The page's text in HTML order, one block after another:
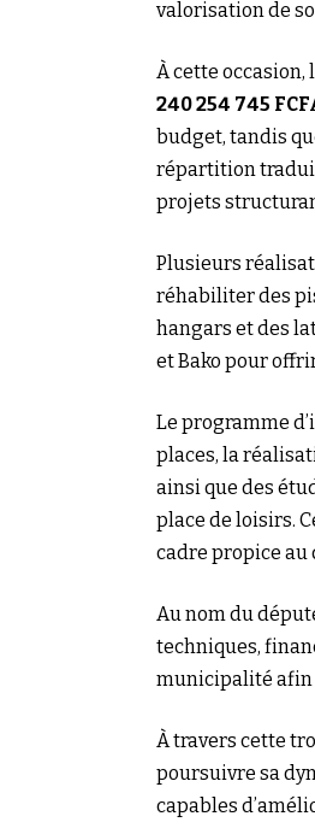
valorisation de
À cette occasion,
240 254 745
budget, tandis
répartition
projets
Plusieurs
réhabiliter des
hangars et des
et Bako pour
Le programme
places, la
ainsi que des
place de loisirs.
cadre propice au
Au nom du
techniques,
municipalité afin
À travers cette
poursuivre sa
capables